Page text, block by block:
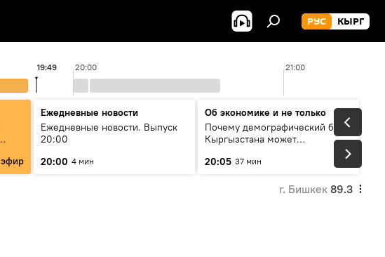
РУС КЫРГ
20:00 21:00
19:49
эфир
Ежедневные новости
Ежедневные новости. Выпуск
20:00
20:00 4 мин
Об экономике и не только
Почему демографический бум
Кыргызстана может
превратиться в проблему и как
этого избежать
20:05 37 мин
г. Бишкек 89.3